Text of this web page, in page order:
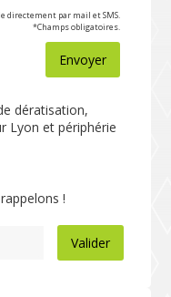
directement par mail et SMS.
*Champs obligatoires.
Envoyer
dératisation,
Lyon et périphérie
!
Valider